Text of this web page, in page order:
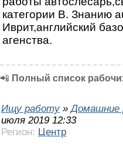
категории В. Знанию
Иврит,английский
агенства.
📲 Полный список
Ищу работу »Домашние
июля 2019 12:33
Регион: Центр